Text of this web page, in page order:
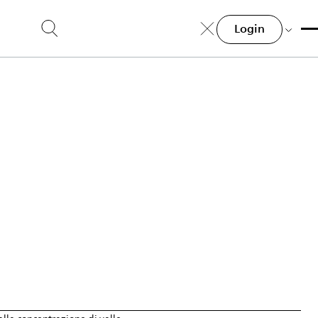
Login